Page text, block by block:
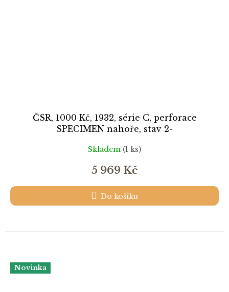
ČSR, 1000 Kč, 1932, série C, perforace
SPECIMEN nahoře, stav 2-
Skladem (1 ks)
5 969 Kč
Do košíku
Novinka